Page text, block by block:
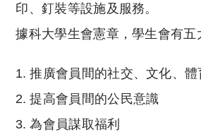
印、釘裝等設施及服務。
據科大學生會憲章，學生會有五
推廣會員間的社交、文化、
提高會員間的公民意識
為會員謀取福利